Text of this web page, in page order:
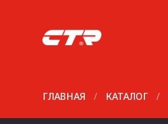
ГЛАВНАЯ / КАТАЛОГ /